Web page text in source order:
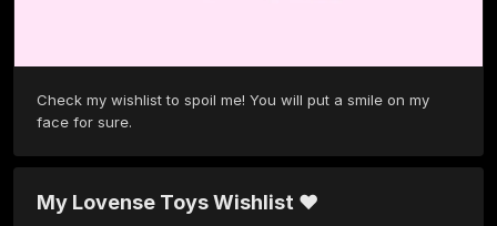
Check my wishlist to spoil me! You will put a smile on my
face for sure.
My Lovense Toys Wishlist ♥